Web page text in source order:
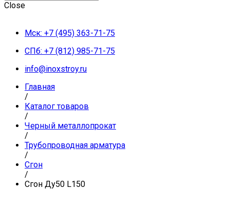
Close
Мск: +7 (495) 363-71-75
СПб: +7 (812) 985-71-75
info@inoxstroy.ru
Главная
/
Каталог товаров
/
Черный металлопрокат
/
Трубопроводная арматура
/
Сгон
/
Сгон Ду50 L150